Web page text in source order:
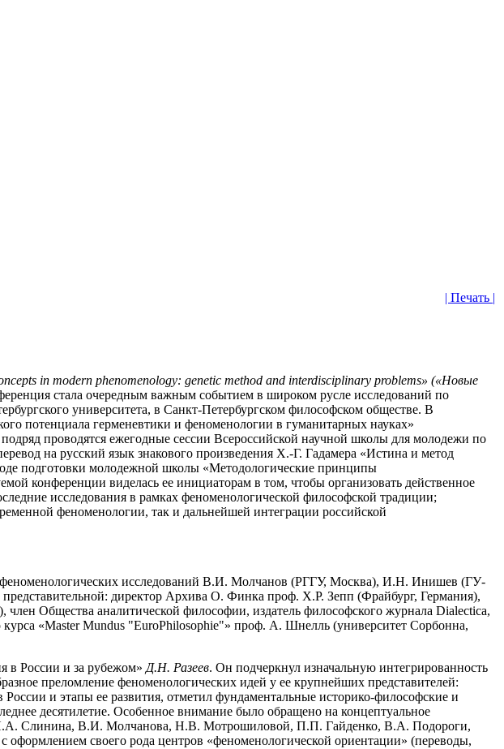
| Печать |
in modern phenomenology: genetic method and interdisciplinary problems» («Новые
стала очередным важным событием в широком русле исследований по
университета, в Санкт-Петербургском философском обществе. В
потенциала герменевтики и феноменологии в гуманитарных науках»
проводятся ежегодные сессии Всероссийской научной школы для молодежи по
на русский язык знакового произведения Х.-Г. Гадамера «Истина и метод
подготовки молодежной школы «Методологические принципы
конференции виделась ее инициаторам в том, чтобы организовать действенное
исследования в рамках феноменологической философской традиции;
феноменологии, так и дальнейшей интеграции российской
исследований В.И. Молчанов (РГГУ, Москва), И.Н. Инишев (ГУ-
директор Архива О. Финка проф. Х.Р. Зепп (Фрайбург, Германия),
Общества аналитической философии, издатель философского журнала Dialectica,
«Master Mundus "EuroPhilosophie"» проф. А. Шнелль (университет Сорбонна,
в России и за рубежом»Д.Н. Разеев. Он подчеркнул изначальную интегрированность
преломление феноменологических идей у ее крупнейших представителей:
и этапы ее развития, отметил фундаментальные историко-философские и
десятилетие. Особенное внимание было обращено на концептуальное
Я.А. Слинина, В.И. Молчанова, Н.В. Мотрошиловой, П.П. Гайденко, В.А. Подороги,
своего рода центров «феноменологической ориентации» (переводы,